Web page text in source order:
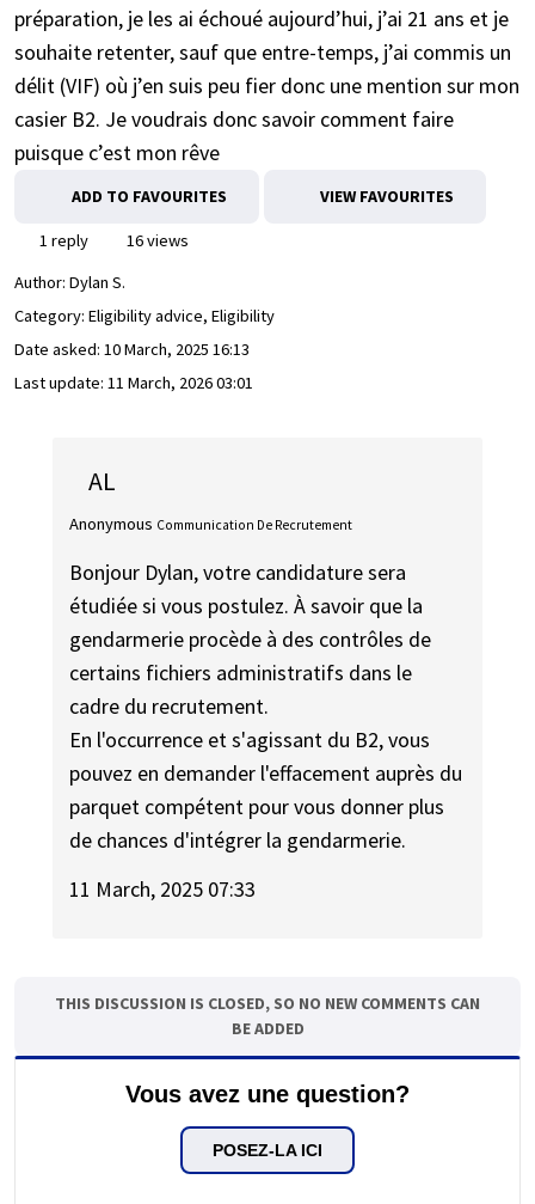
préparation, je les ai échoué aujourd’hui, j’ai 21 ans et je
souhaite retenter, sauf que entre-temps, j’ai commis un
délit (VIF) où j’en suis peu fier donc une mention sur mon
casier B2. Je voudrais donc savoir comment faire
puisque c’est mon rêve
ADD TO FAVOURITES VIEW FAVOURITES
1 reply
16 views
Author: Dylan S.
Category: Eligibility advice, Eligibility
Date asked: 10 March, 2025 16:13
Last update: 11 March, 2026 03:01
AL
Anonymous Communication De Recrutement
Bonjour Dylan, votre candidature sera
étudiée si vous postulez. À savoir que la
gendarmerie procède à des contrôles de
certains fichiers administratifs dans le
cadre du recrutement.
En l'occurrence et s'agissant du B2, vous
pouvez en demander l'effacement auprès du
parquet compétent pour vous donner plus
de chances d'intégrer la gendarmerie.
11 March, 2025 07:33
THIS DISCUSSION IS CLOSED, SO NO NEW COMMENTS CAN
BE ADDED
Vous avez une question?
POSEZ-LA ICI